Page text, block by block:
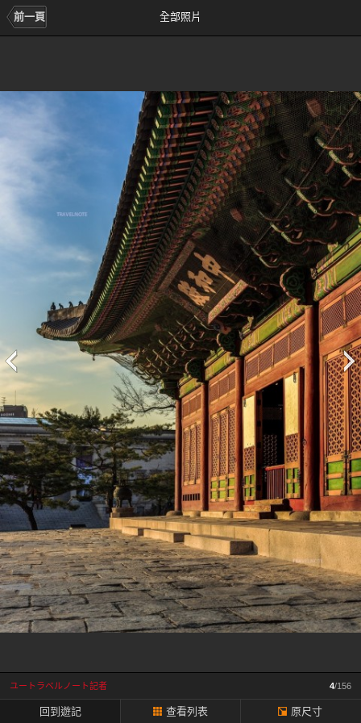
全部照片
前一頁
前
一
頁
次
ユートラベルノート記者 4/156
回到遊記 查看列表 原尺寸